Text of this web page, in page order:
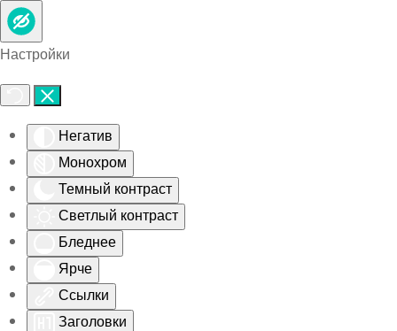
Настройки
Негатив
Монохром
Темный контраст
Светлый контраст
Бледнее
Ярче
Ссылки
Заголовки
Skip to main content